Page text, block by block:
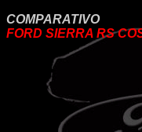
COMPARATIVO
FORD SIERRA RS